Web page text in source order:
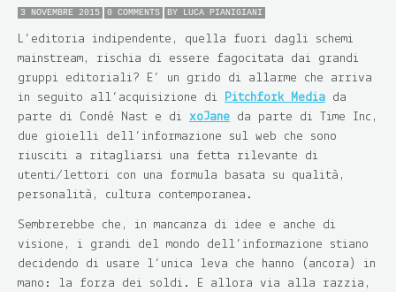
3 NOVEMBRE 2015 0 COMMENTS BY LUCA PIANIGIANI
L’editoria indipendente, quella fuori dagli schemi
mainstream, rischia di essere fagocitata dai grandi
gruppi editoriali? E’ un grido di allarme che arriva
in seguito all’acquisizione di
Pitchfork Media da
parte di Condé Nast e di xoJane da parte di Time Inc,
due gioielli dell’informazione sul web che sono
riusciti a ritagliarsi una fetta rilevante di
utenti/lettori con una formula basata su qualità,
personalità, cultura contemporanea.
Sembrerebbe che, in mancanza di idee e anche di
visione, i grandi del mondo dell’informazione stiano
decidendo di usare l’unica leva che hanno (ancora) in
mano: la forza dei soldi. E allora via alla razzia,